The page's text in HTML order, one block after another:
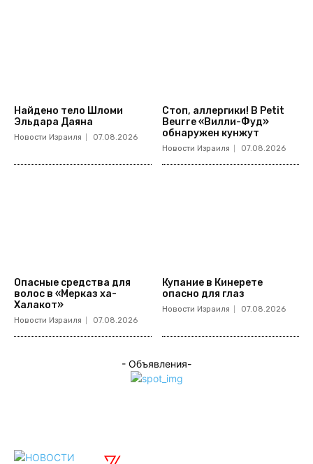
Найдено тело Шломи
Эльдара Даяна
Новости Израиля 07.08.2026
Стоп, аллергики! В Petit
Beurre «Вилли-Фуд»
обнаружен кунжут
Новости Израиля 07.08.2026
Опасные средства для
волос в «Мерказ ха-
Халакот»
Новости Израиля 07.08.2026
Купание в Кинерете
опасно для глаз
Новости Израиля 07.08.2026
- Объявления-